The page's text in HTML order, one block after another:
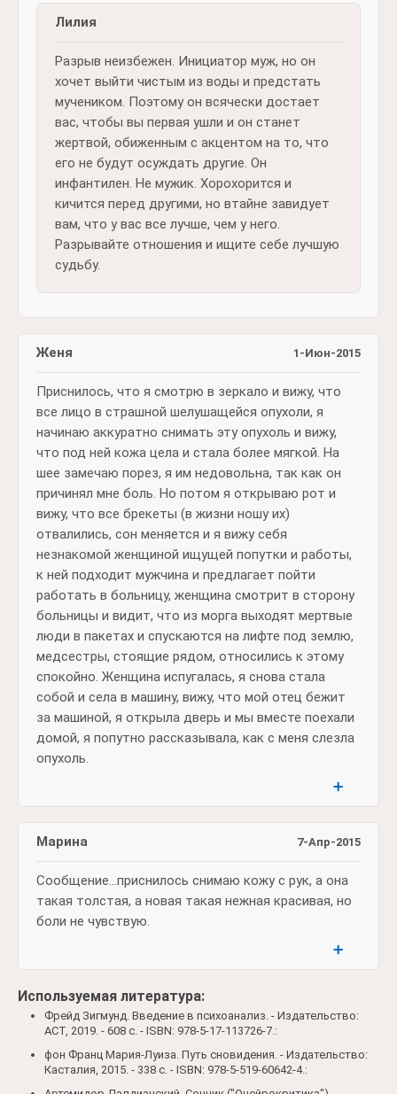
Лилия
Разрыв неизбежен. Инициатор муж, но он
хочет выйти чистым из воды и предстать
мучеником. Поэтому он всячески достает
вас, чтобы вы первая ушли и он станет
жертвой, обиженным с акцентом на то, что
его не будут осуждать другие. Он
инфантилен. Не мужик. Хорохорится и
кичится перед другими, но втайне завидует
вам, что у вас все лучше, чем у него.
Разрывайте отношения и ищите себе лучшую
судьбу.
1-Июн-2015
Женя
Приснилось, что я смотрю в зеркало и вижу, что
все лицо в страшной шелушащейся опухоли, я
начинаю аккуратно снимать эту опухоль и вижу,
что под ней кожа цела и стала более мягкой. На
шее замечаю порез, я им недовольна, так как он
причинял мне боль. Но потом я открываю рот и
вижу, что все брекеты (в жизни ношу их)
отвалились, сон меняется и я вижу себя
незнакомой женщиной ищущей попутки и работы,
к ней подходит мужчина и предлагает пойти
работать в больницу, женщина смотрит в сторону
больницы и видит, что из морга выходят мертвые
люди в пакетах и спускаются на лифте под землю,
медсестры, стоящие рядом, относились к этому
спокойно. Женщина испугалась, я снова стала
собой и села в машину, вижу, что мой отец бежит
за машиной, я открыла дверь и мы вместе поехали
домой, я попутно рассказывала, как с меня слезла
опухоль.
➕
7-Апр-2015
Марина
Сообщение…приснилось снимаю кожу с рук, а она
такая толстая, а новая такая нежная красивая, но
боли не чувствую.
➕
Используемая литература:
Фрейд Зигмунд. Введение в психоанализ. - Издательство:
АСТ, 2019. - 608 c. - ISBN: 978-5-17-113726-7.:
фон Франц Мария-Луиза. Путь сновидения. - Издательство:
Касталия, 2015. - 338 c. - ISBN: 978-5-519-60642-4.: